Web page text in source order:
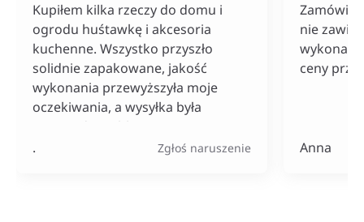
Kupiłem kilka rzeczy do domu i
ogrodu huśtawkę i akcesoria
kuchenne. Wszystko przyszło
solidnie zapakowane, jakość
wykonania przewyższyła moje
oczekiwania, a wysyłka była
naprawdę szybka. Do tego ceny
bardzo konkurencyjne, szczególnie
. Zgłoś naruszenie
nie
ceny
Anna